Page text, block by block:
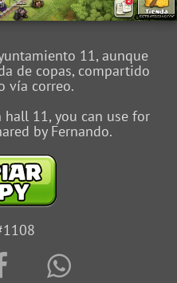
11, aunque
de copas, compartido
vía correo.
11, you can use for
by Fernando.